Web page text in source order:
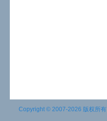
Copyright © 2007-2026 版权所有